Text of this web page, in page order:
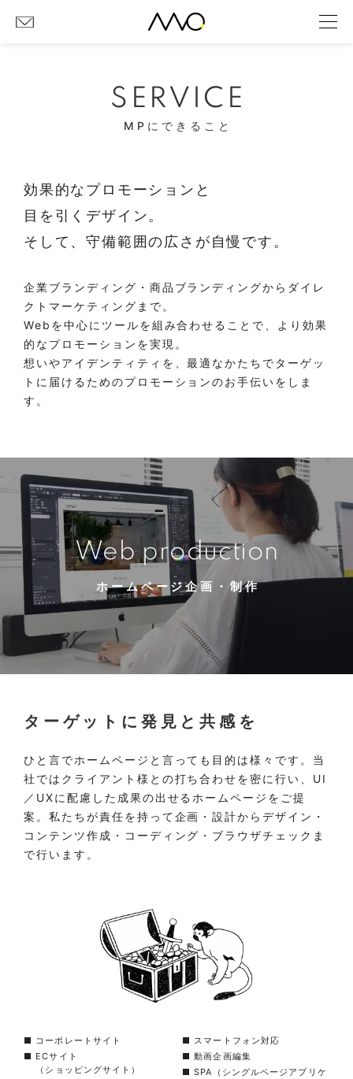
SERVICE
MPにできること
効果的なプロモーションと
目を引くデザイン。
そして、守備範囲の広さが自慢です。
企業ブランディング・商品ブランディングからダイレ
クトマーケティングまで。
Webを中心にツールを組み合わせることで、より効果
的なプロモーションを実現。
想いやアイデンティティを、最適なかたちで ターゲッ
トに届けるためのプロモーションのお手伝いをしま
す。
Web production
ホームページ企画・制作
ターゲットに発見と共感を
ひと言でホームページと言っても目的は様々です。当
社ではクライアント様との打ち合わせを密に行い、UI
／UXに配慮した成果の出せるホームページをご提
案。私たちが責任を持って企画・設計からデザイン・
コンテンツ作成・コーディング・ブラウザチェックま
で行います。
■ コーポレートサイト
■ ECサイト
（ショッピングサイト）
■ スマートフォン対応
■ 動画企画編集
■ SPA（シングルページアプリケ